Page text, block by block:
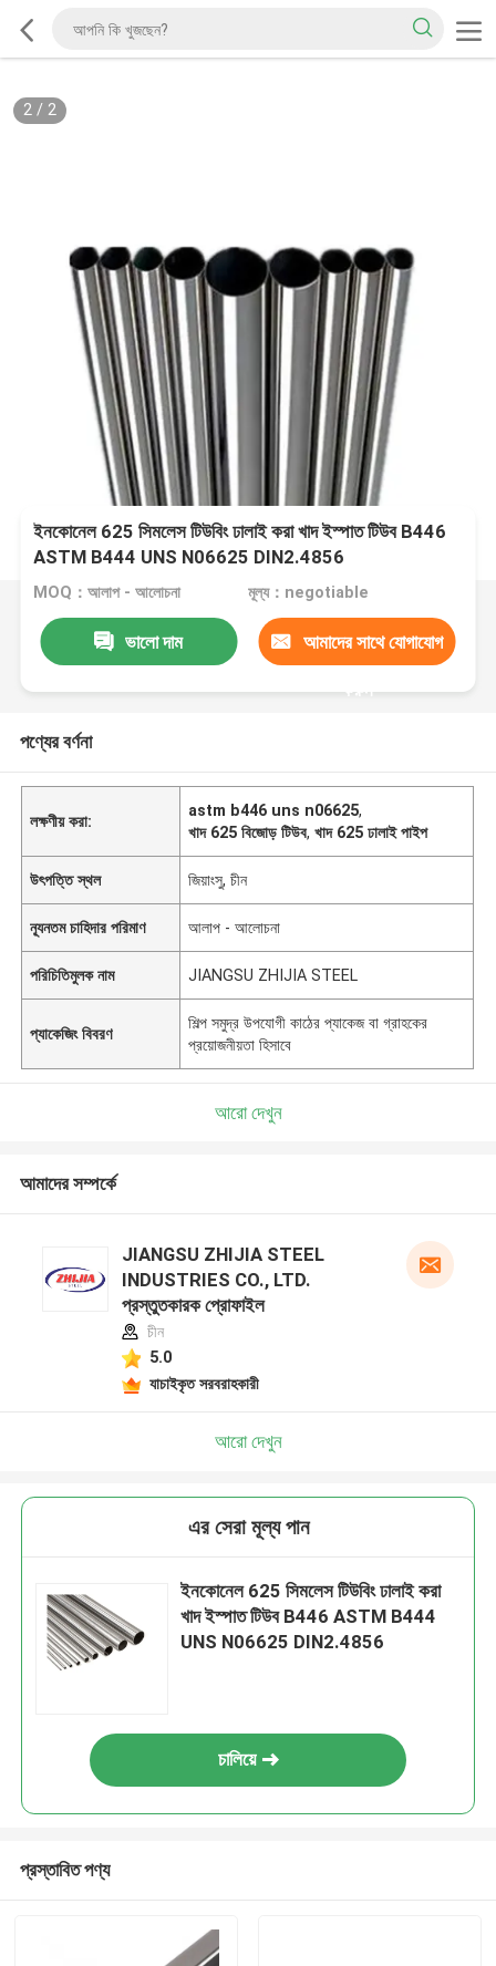
2/ 2
ইনকোনেল 625 সিমলেস টিউবিং ঢালাই করা খাদ ইস্পাত টিউব B446
ASTM B444 UNS N06625 DIN2.4856
MOQ：আলাপ - আলোচনা মূল্য：negotiable
ভালো দাম আমাদের সাথে যোগাযোগ
করুন
পণ্যের বর্ণনা
লক্ষণীয় করা:
astm b446 uns n06625,
খাদ 625 বিজোড় টিউব,খাদ 625 ঢালাই পাইপ
উৎপত্তি স্থল জিয়াংসু, চীন
ন্যূনতম চাহিদার পরিমাণ আলাপ - আলোচনা
পরিচিতিমুলক নাম JIANGSU ZHIJIA STEEL
প্যাকেজিং বিবরণ
শিল্প সমুদ্র উপযোগী কাঠের প্যাকেজ বা গ্রাহকের
প্রয়োজনীয়তা হিসাবে
আরো দেখুন
আমাদের সম্পর্কে
JIANGSU ZHIJIA STEEL
INDUSTRIES CO., LTD.
প্রস্তুতকারক প্রোফাইল
চীন
5.0
যাচাইকৃত সরবরাহকারী
আরো দেখুন
এর সেরা মূল্য পান
ইনকোনেল 625 সিমলেস টিউবিং ঢালাই করা
খাদ ইস্পাত টিউব B446 ASTM B444
UNS N06625 DIN2.4856
চালিয়ে
প্রস্তাবিত পণ্য